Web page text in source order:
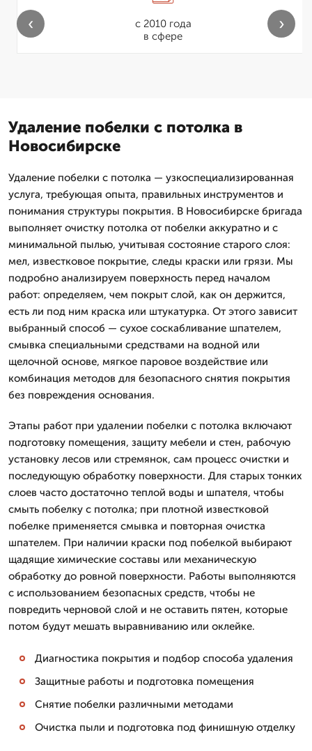
с 2010 года
в сфере
‹ ›
Удаление побелки с потолка в
Новосибирске
Удаление побелки с потолка — узкоспециализированная
услуга, требующая опыта, правильных инструментов и
понимания структуры покрытия. В Новосибирске бригада
выполняет очистку потолка от побелки аккуратно и с
минимальной пылью, учитывая состояние старого слоя:
мел, известковое покрытие, следы краски или грязи. Мы
подробно анализируем поверхность перед началом
работ: определяем, чем покрыт слой, как он держится,
есть ли под ним краска или штукатурка. От этого зависит
выбранный способ — сухое соскабливание шпателем,
смывка специальными средствами на водной или
щелочной основе, мягкое паровое воздействие или
комбинация методов для безопасного снятия покрытия
без повреждения основания.
Этапы работ при удалении побелки с потолка включают
подготовку помещения, защиту мебели и стен, рабочую
установку лесов или стремянок, сам процесс очистки и
последующую обработку поверхности. Для старых тонких
слоев часто достаточно теплой воды и шпателя, чтобы
смыть побелку с потолка; при плотной известковой
побелке применяется смывка и повторная очистка
шпателем. При наличии краски под побелкой выбирают
щадящие химические составы или механическую
обработку до ровной поверхности. Работы выполняются
с использованием безопасных средств, чтобы не
повредить черновой слой и не оставить пятен, которые
потом будут мешать выравниванию или оклейке.
Диагностика покрытия и подбор способа удаления
Защитные работы и подготовка помещения
Снятие побелки различными методами
Очистка пыли и подготовка под финишную отделку